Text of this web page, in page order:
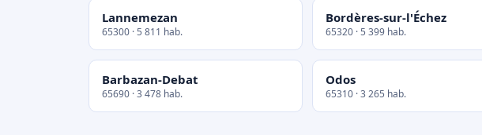
Lannemezan
65300 · 5 811 hab.
Bordères-sur-l'Échez
65320 · 5 399 hab.
Barbazan-Debat
65690 · 3 478 hab.
Odos
65310 · 3 265 hab.